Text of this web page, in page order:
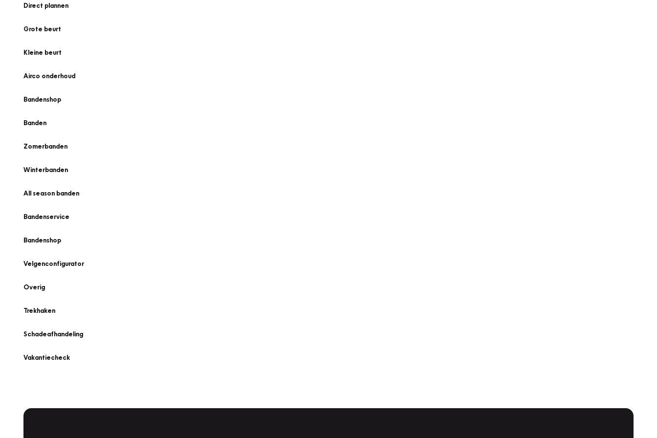
Direct plannen
Grote beurt
Kleine beurt
Airco onderhoud
Bandenshop
Banden
Zomerbanden
Winterbanden
All season banden
Bandenservice
Bandenshop
Velgenconfigurator
Overig
Trekhaken
Schadeafhandeling
Vakantiecheck